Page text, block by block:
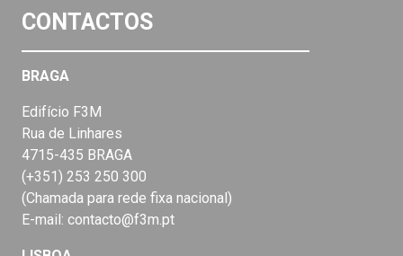
CONTACTOS
BRAGA
Edifício F3M
Rua de Linhares
4715-435 BRAGA
(+351) 253 250 300
(Chamada para rede fixa nacional)
E-mail: contacto@f3m.pt